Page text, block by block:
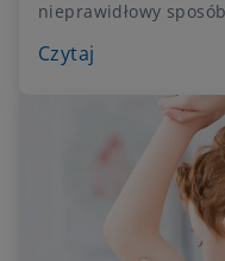
nieprawidłowy
krzywicy i sprawdź,
Czytaj